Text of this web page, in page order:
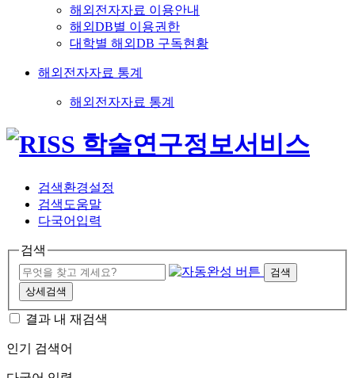
해외전자자료 이용안내
해외DB별 이용권한
대학별 해외DB 구독현황
해외전자자료 통계
해외전자자료 통계
검색환경설정
검색도움말
다국어입력
검색
검색
상세검색
결과 내 재검색
인기 검색어